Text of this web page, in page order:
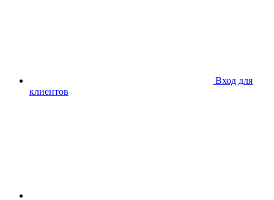
Вход для
клиентов